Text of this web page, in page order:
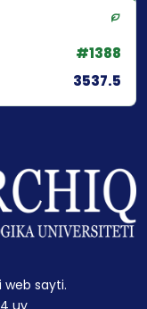
#1388
3537.5
sayti.
uy